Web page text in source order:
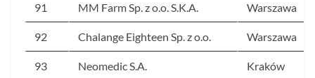
91 MM Farm Sp. z o.o. S.K.A. Warszawa
92 Chalange Eighteen Sp. z o.o. Warszawa
93 Neomedic S.A. Kraków